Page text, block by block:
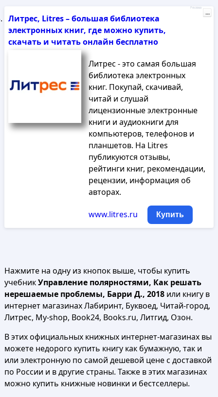
Литрес, Litres – большая библиотека
электронных книг, где можно купить,
скачать и читать онлайн бесплатно
Литрес - это самая большая
библиотека электронных
книг. Покупай, скачивай,
читай и слушай
лицензионные электронные
книги и аудиокниги для
компьютеров, телефонов и
планшетов. На Litres
публикуются отзывы,
рейтинги книг, рекомендации,
рецензии, информация об
авторах.
www.litres.ru Купить
Реклама
...
Нажмите на одну из кнопок выше, чтобы купить
учебникУправление полярностями, Как решать
нерешаемые проблемы, Барри Д., 2018или книгу в
интернет магазинах Лабиринт, Буквоед, Читай-город,
Литрес, My-shop, Book24, Books.ru, Литгид, Озон.
В этих официальных книжных интернет-магазинах вы
можете недорого купить книгу как бумажную, так и
или электронную по самой дешевой цене с доставкой
по России и в другие страны. Также в этих магазинах
можно купить книжные новинки и бестселлеры.